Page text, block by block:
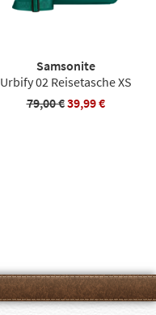
Samsonite
Urbify 02 Reisetasche XS
79,00 €39,99 €